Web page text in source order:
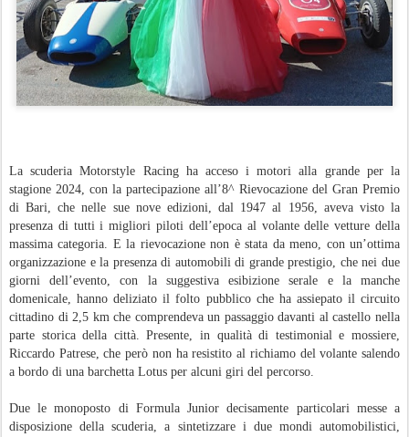
La scuderia Motorstyle Racing ha acceso i motori alla grande per la
stagione 2024, con la partecipazione all’8^ Rievocazione del Gran Premio
di Bari, che nelle sue nove edizioni, dal 1947 al 1956, aveva visto la
presenza di tutti i migliori piloti dell’epoca al volante delle vetture della
massima categoria. E la rievocazione non è stata da meno, con un’ottima
organizzazione e la presenza di automobili di grande prestigio, che nei due
giorni dell’evento, con la suggestiva esibizione serale e la manche
domenicale, hanno deliziato il folto pubblico che ha assiepato il circuito
cittadino di 2,5 km che comprendeva un passaggio davanti al castello nella
parte storica della città. Presente, in qualità di testimonial e mossiere,
Riccardo Patrese, che però non ha resistito al richiamo del volante salendo
a bordo di una barchetta Lotus per alcuni giri del percorso.
Due le monoposto di Formula Junior decisamente particolari messe a
disposizione della scuderia, a sintetizzare i due mondi automobilistici,